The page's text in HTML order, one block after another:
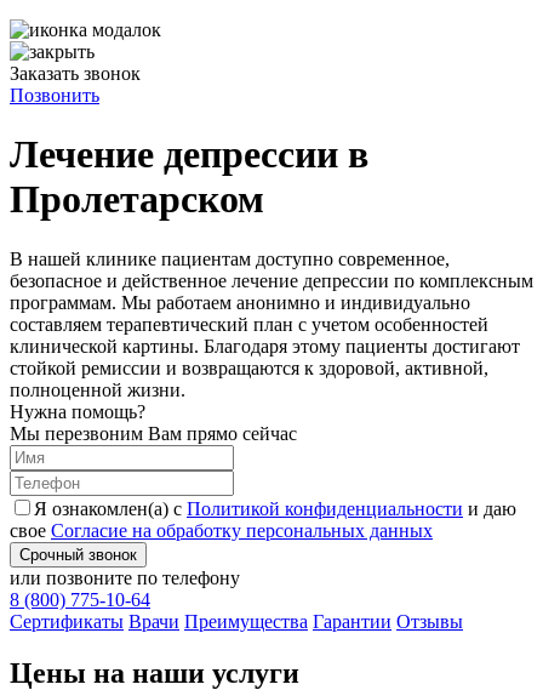
Заказать звонок
Позвонить
Лечение депрессии в
Пролетарском
В нашей клинике пациентам доступно современное,
безопасное и действенное лечение депрессии по комплексным
программам. Мы работаем анонимно и индивидуально
составляем терапевтический план с учетом особенностей
клинической картины. Благодаря этому пациенты достигают
стойкой ремиссии и возвращаются к здоровой, активной,
полноценной жизни.
Нужна помощь?
Мы перезвоним Вам прямо сейчас
Я ознакомлен(а) с Политикой конфиденциальности и даю
свое Согласие на обработку персональных данных
Срочный звонок
или позвоните по телефону
8 (800) 775-10-64
Cертификаты Врачи Преимущества Гарантии Отзывы
Цены на наши услуги